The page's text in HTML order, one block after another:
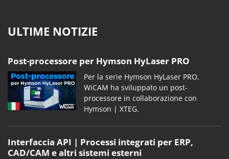
ULTIME NOTIZIE
Post-processore per Hymson HyLaser PRO
Per la serie Hymson HyLaser PRO,
WiCAM ha sviluppato un post-
processore in collaborazione con
Hymson | XTEG.
Interfaccia API | Processi integrati per ERP,
CAD/CAM e altri sistemi esterni